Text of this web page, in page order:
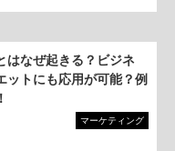
はなぜ起きる？ビジネ
ットにも応用が可能？例
マーケティング